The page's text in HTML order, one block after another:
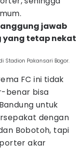
jawab
yang tetap nekat
Stadion Pakansari Bogor.
FC ini tidak
benar bisa
untuk
dengan
Bobotoh, tapi
akar